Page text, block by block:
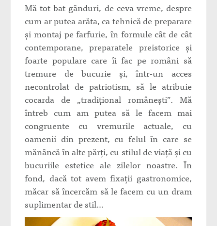
Mă tot bat gânduri, de ceva vreme, despre
cum ar putea arăta, ca tehnică de preparare
și montaj pe farfurie, în formule cât de cât
contemporane, preparatele preistorice și
foarte populare care îi fac pe români să
tremure de bucurie și, într-un acces
necontrolat de patriotism, să le atribuie
cocarda de „tradițional românești”. Mă
întreb cum am putea să le facem mai
congruente cu vremurile actuale, cu
oamenii din prezent, cu felul în care se
mănâncă în alte părți, cu stilul de viață și cu
bucuriile estetice ale zilelor noastre. În
fond, dacă tot avem fixații gastronomice,
măcar să încercăm să le facem cu un dram
suplimentar de stil…